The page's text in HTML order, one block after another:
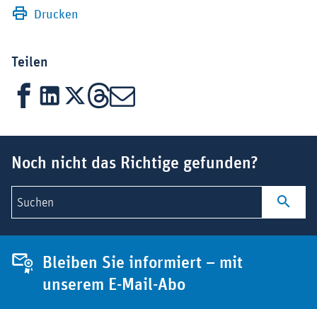
Drucken
Teilen
FacebookLinkedIn
X Threads
Mail
Noch nicht das Richtige gefunden?
Suchen
Bleiben Sie informiert – mit
unserem E-Mail-Abo